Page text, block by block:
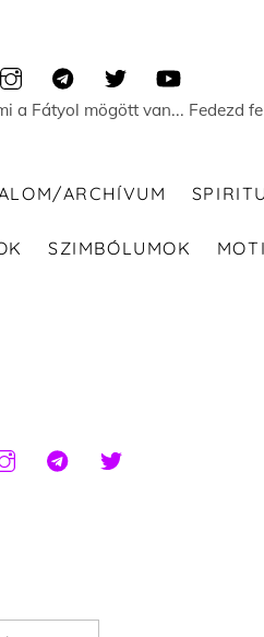
a Fátyol mögött van... Fedezd
ARCHÍVUM
SZIMBÓLUMOK